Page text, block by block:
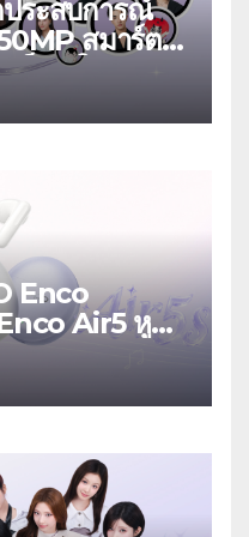
ระสบการณ์
สมาร์ต
อต ใน
Series 5G
มิถุนายนนี้
Enco
Air5 หูฟัง
าพร้อมระบบ
ายเหมือนไม่ได้